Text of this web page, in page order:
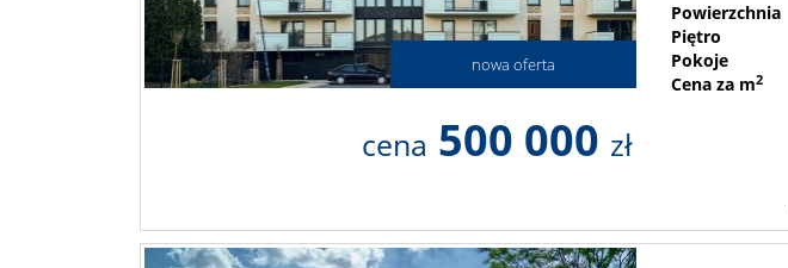
nowa oferta
Powierzchnia
Piętro
Pokoje
Cena za m2
cena 500 000 zł